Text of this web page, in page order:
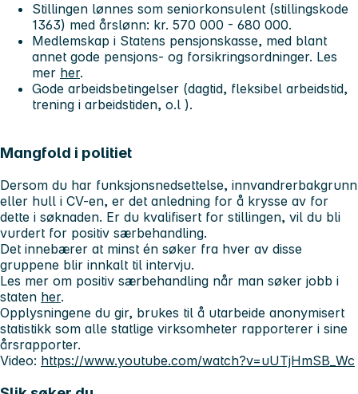
Stillingen lønnes som seniorkonsulent (stillingskode
1363) med årslønn: kr. 570 000 - 680 000.
Medlemskap i Statens pensjonskasse, med blant
annet gode pensjons- og forsikringsordninger. Les
mer her.
Gode arbeidsbetingelser (dagtid, fleksibel arbeidstid,
trening i arbeidstiden, o.l ).
Mangfold i politiet
Dersom du har funksjonsnedsettelse, innvandrerbakgrunn
eller hull i CV-en, er det anledning for å krysse av for
dette i søknaden. Er du kvalifisert for stillingen, vil du bli
vurdert for positiv særbehandling.
Det innebærer at minst én søker fra hver av disse
gruppene blir innkalt til intervju.
Les mer om positiv særbehandling når man søker jobb i
staten her.
Opplysningene du gir, brukes til å utarbeide anonymisert
statistikk som alle statlige virksomheter rapporterer i sine
årsrapporter.
Video: https://www.youtube.com/watch?v=uUTjHmSB_Wc